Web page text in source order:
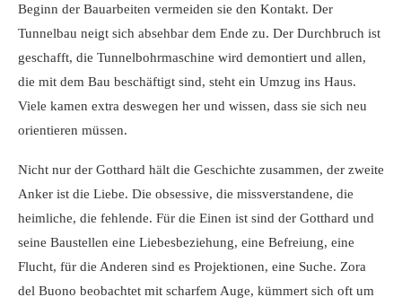
Beginn der Bauarbeiten vermeiden sie den Kontakt. Der
Tunnelbau neigt sich absehbar dem Ende zu. Der Durchbruch ist
geschafft, die Tunnelbohrmaschine wird demontiert und allen,
die mit dem Bau beschäftigt sind, steht ein Umzug ins Haus.
Viele kamen extra deswegen her und wissen, dass sie sich neu
orientieren müssen.
Nicht nur der Gotthard hält die Geschichte zusammen, der zweite
Anker ist die Liebe. Die obsessive, die missverstandene, die
heimliche, die fehlende. Für die Einen ist sind der Gotthard und
seine Baustellen eine Liebesbeziehung, eine Befreiung, eine
Flucht, für die Anderen sind es Projektionen, eine Suche. Zora
del Buono beobachtet mit scharfem Auge, kümmert sich oft um